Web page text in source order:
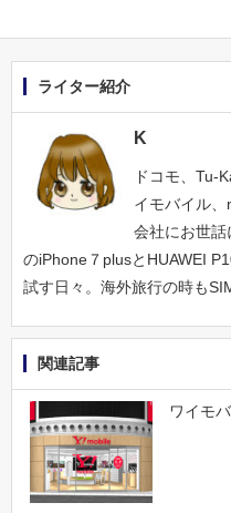
ライター紹介
K
ドコモ、Tu-
イモバイル
会社にお世
のiPhone７plusとHUAWEI
試す日々。海外旅行の時も
関連記事
ワイモ